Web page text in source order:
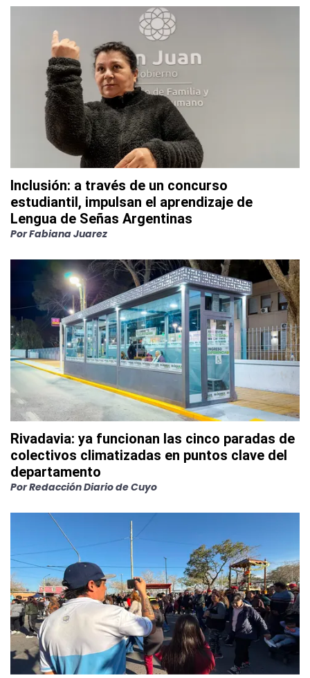
Inclusión: a través de un concurso
estudiantil, impulsan el aprendizaje de
Lengua de Señas Argentinas
PorFabiana Juarez
Rivadavia: ya funcionan las cinco paradas de
colectivos climatizadas en puntos clave del
departamento
PorRedacción Diario de Cuyo